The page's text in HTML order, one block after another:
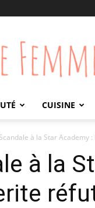
Vivre
Femme
CUISINE
Scandale à la Star Academy
à la